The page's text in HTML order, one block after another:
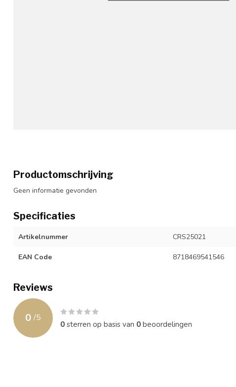
Productomschrijving
Geen informatie gevonden
Specificaties
Artikelnummer CRS25021
EAN Code 8718469541546
Reviews
0 /5
0sterren op basis van 0beoordelingen